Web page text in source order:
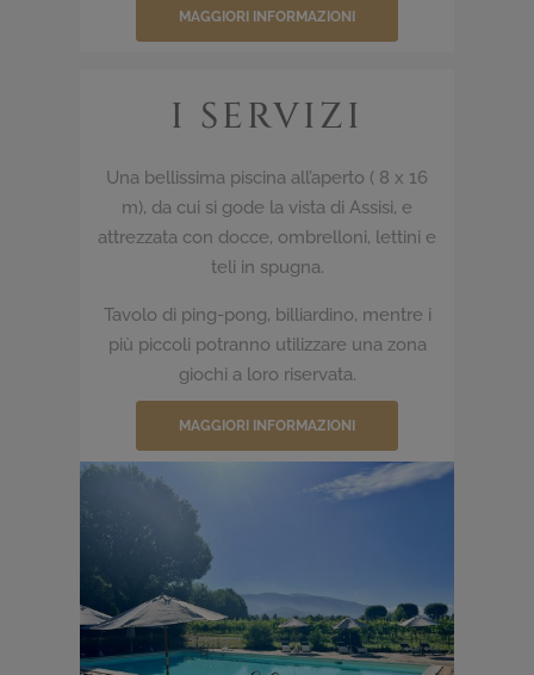
MAGGIORI INFORMAZIONI
I SERVIZI
Una bellissima piscina all’aperto ( 8 x 16
m), da cui si gode la vista di Assisi, e
attrezzata con docce, ombrelloni, lettini e
teli in spugna.
Tavolo di ping-pong, billiardino, mentre i
più piccoli potranno utilizzare una zona
giochi a loro riservata.
MAGGIORI INFORMAZIONI